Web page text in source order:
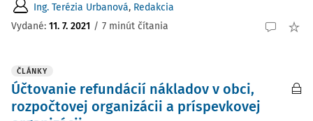
Ing. Terézia Urbanová, Redakcia
Vydané: 11. 7. 2021 / 7 minút čítania
ČLÁNKY
Účtovanie refundácií nákladov v obci,
rozpočtovej organizácii a príspevkovej